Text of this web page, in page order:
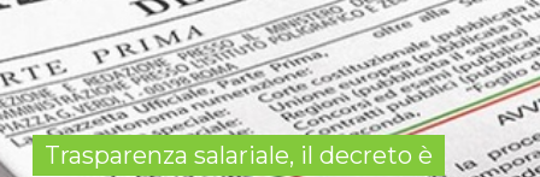
Trasparenza salariale, il decreto è